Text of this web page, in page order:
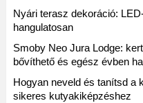
Nyári terasz dekoráció:
hangulatosan
Smoby Neo Jura Lodge:
bővíthető és egész évben
Hogyan neveld és tanítsd a
sikeres kutyakiképzéshez